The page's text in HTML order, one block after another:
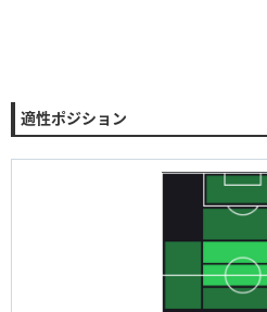
適性ポジション